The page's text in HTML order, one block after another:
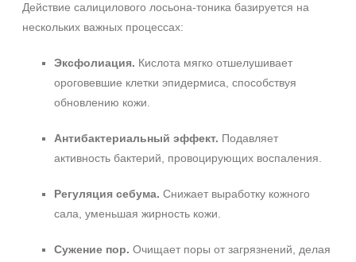
Действие салицилового лосьона‑тоника базируется на
нескольких важных процессах:
Эксфолиация. Кислота мягко отшелушивает
ороговевшие клетки эпидермиса, способствуя
обновлению кожи.
Антибактериальный эффект. Подавляет
активность бактерий, провоцирующих воспаления.
Регуляция себума. Снижает выработку кожного
сала, уменьшая жирность кожи.
Сужение пор. Очищает поры от загрязнений, делая